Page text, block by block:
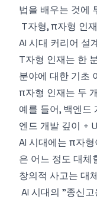
법을 배우는 것에
T자형, π자형 인재
AI 시대 커리어 설
T자형 인재는 한
분야에 대한 기초
π자형 인재는 두
예를 들어, 백엔드
엔드 개발 깊이 +
AI 시대에는 π자
은 어느 정도 대체
창의적 사고는 대
AI 시대의 "종신